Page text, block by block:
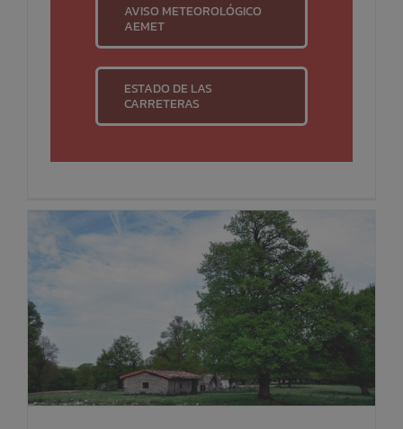
AVISO METEOROLÓGICO
AEMET
ESTADO DE LAS
CARRETERAS